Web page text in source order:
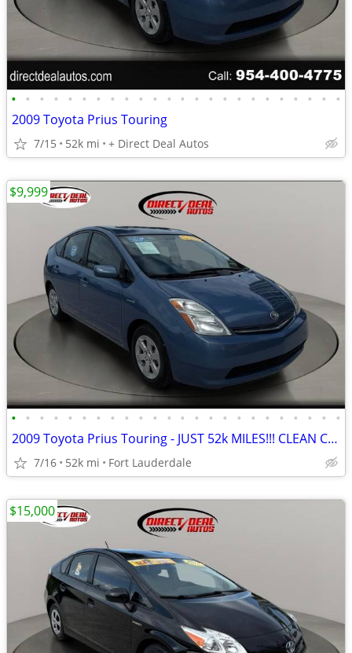
• • • • • • • • • • • • • • • • • • • • • • • •
2009 Toyota Prius Touring
7/15 52k mi + Direct Deal Autos
• • • • • • • • • • • • • • • • • • • • • • • •
2009 Toyota Prius Touring - JUST 52k MILES!!! CLEAN CARFAX -
7/16 52k mi Fort Lauderdale
$9,999
$15,000